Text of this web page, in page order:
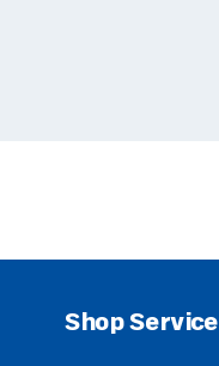
Shop Service